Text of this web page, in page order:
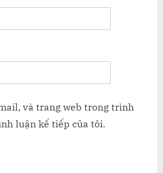
và trang web trong trình
luận kế tiếp của tôi.